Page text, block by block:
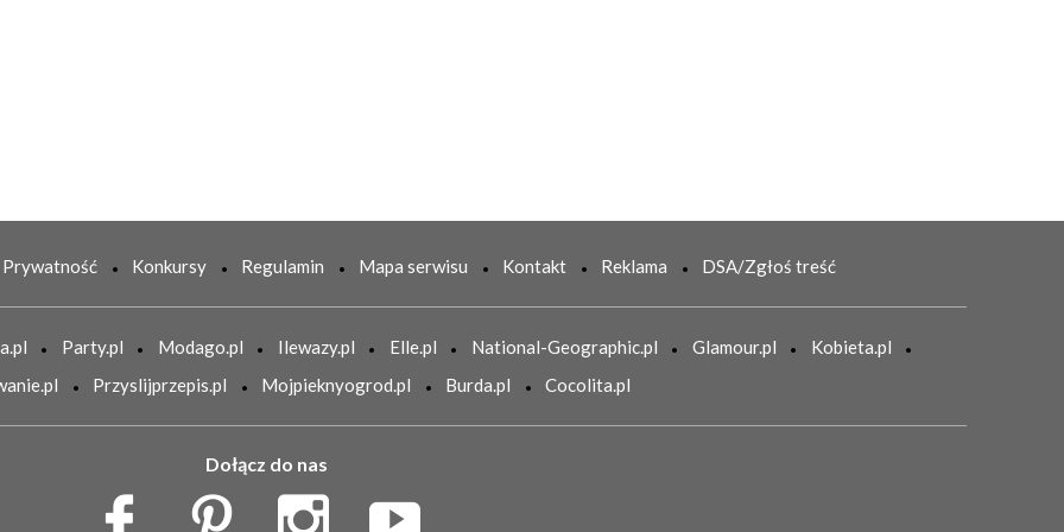
Prywatność Konkursy Regulamin Mapa serwisu Kontakt Reklama DSA/Zgłoś treść
Party.pl Modago.pl Ilewazy.pl Elle.pl National-Geographic.pl Glamour.pl
Kobieta.pl
Przyslijprzepis.pl Mojpieknyogrod.pl Burda.pl Cocolita.pl
Dołącz do nas